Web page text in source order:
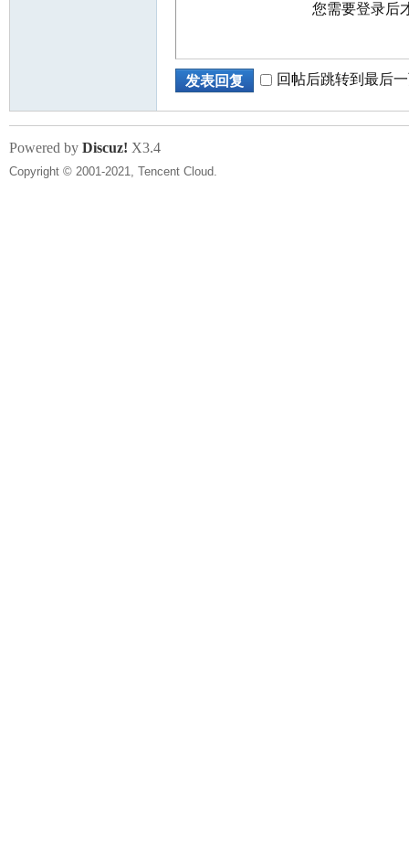
您需要登录后
发表回复 回帖后跳转到最后
Powered by Discuz! X3.4
Copyright © 2001-2021, Tencent Cloud.